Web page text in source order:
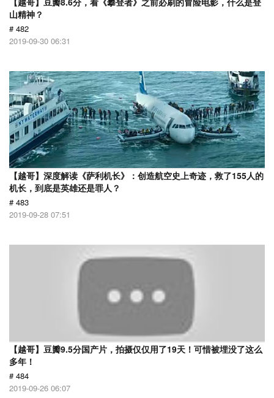
山精神？
# 482
2019-09-30 06:31
【越哥】深度解读《萨利机长》：创造航空史上奇迹，救了155人的
机长，到底是英雄还是罪人？
# 483
2019-09-28 07:51
【越哥】豆瓣9.5分国产片，拍摄仅仅用了19天！可惜被埋没了这么
多年！
# 484
2019-09-26 06:07